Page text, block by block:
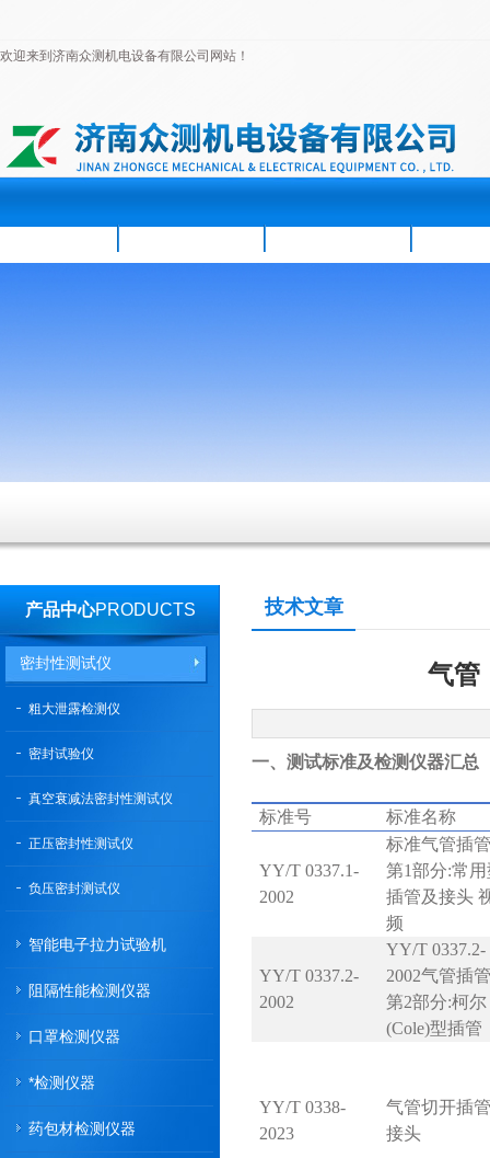
欢迎来到济南众测机电设备有限公司网站！
产品中心PRODUCTS
密封性测试仪
粗大泄露检测仪
密封试验仪
真空衰减法密封性测试仪
正压密封性测试仪
负压密封测试仪
智能电子拉力试验机
阻隔性能检测仪器
口罩检测仪器
*检测仪器
药包材检测仪器
技术文章
气管
一、测试标准及检测仪器汇总
标准号 标准名称
YY/T 0337.1-
2002
标准气管插管
第1部分:常用
插管及接头
频
YY/T 0337.2-
2002
YY/T 0337.2-
2002气管插管
第2部分:柯尔
(Cole)型插管
YY/T 0338-
2023
气管切开插
接头